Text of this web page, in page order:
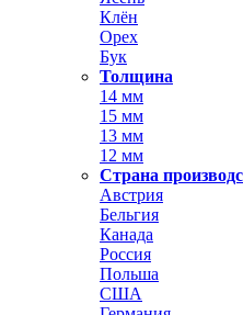
Клён
Орех
Бук
Толщина
14 мм
15 мм
13 мм
12 мм
Страна
Австрия
Бельгия
Канада
Россия
Польша
США